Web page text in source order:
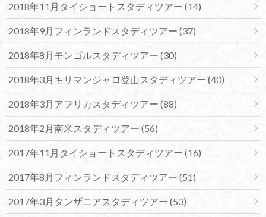
2018年11月タイショートスタディツアー (14)
2018年9月フィンランドスタディツアー (37)
2018年8月モンゴルスタディツアー (30)
2018年3月キリマンジャロ登山スタディツアー (40)
2018年3月アフリカスタディツアー (88)
2018年2月南米スタディツアー (56)
2017年11月タイショートスタディツアー (16)
2017年8月フィンランドスタディツアー (51)
2017年3月タンザニアスタディツアー (53)